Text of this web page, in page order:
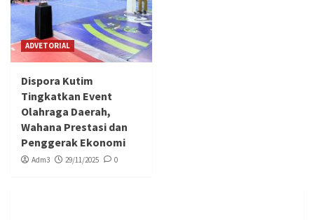
ADVETORIAL
Dispora Kutim
Tingkatkan Event
Olahraga Daerah,
Wahana Prestasi dan
Penggerak Ekonomi
Adm3 29/11/2025 0